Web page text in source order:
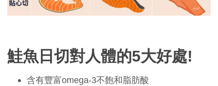
鮭魚日切對人體的5大好處!
含有豐富omega-3不飽和脂肪酸